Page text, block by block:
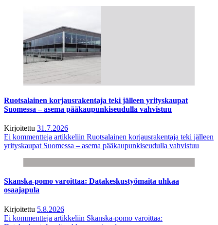
Ruotsalainen korjausrakentaja teki jälleen yrityskaupat
Suomessa – asema pääkaupunkiseudulla vahvistuu
Kirjoitettu 31.7.2026
Ei kommentteja artikkeliin Ruotsalainen korjausrakentaja teki jälleen
yrityskaupat Suomessa – asema pääkaupunkiseudulla vahvistuu
Skanska-pomo varoittaa: Datakeskustyömaita uhkaa
osaajapula
Kirjoitettu 5.8.2026
Ei kommentteja artikkeliin Skanska-pomo varoittaa: